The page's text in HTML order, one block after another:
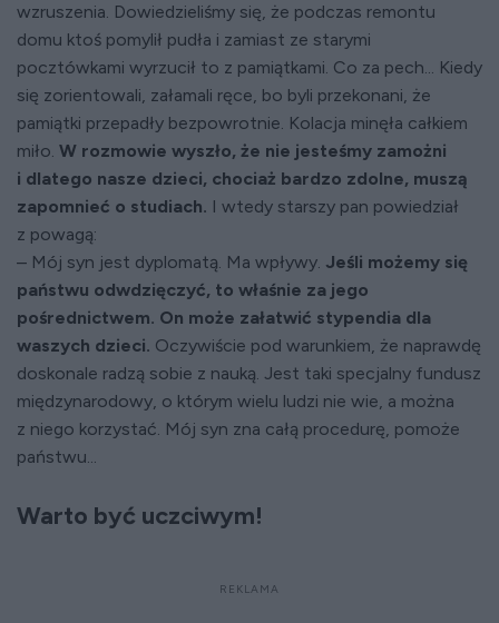
wzruszenia. Dowiedzieliśmy się, że podczas remontu
domu ktoś pomylił pudła i zamiast ze starymi
pocztówkami wyrzucił to z pamiątkami. Co za pech... Kiedy
się zorientowali, załamali ręce, bo byli przekonani, że
pamiątki przepadły bezpowrotnie. Kolacja minęła całkiem
miło. W rozmowie wyszło, że nie jesteśmy zamożni
i dlatego nasze dzieci, chociaż bardzo zdolne, muszą
zapomnieć o studiach. I wtedy starszy pan powiedział
z powagą:
– Mój syn jest dyplomatą. Ma wpływy. Jeśli możemy się
państwu odwdzięczyć, to właśnie za jego
pośrednictwem. On może załatwić stypendia dla
waszych dzieci. Oczywiście pod warunkiem, że naprawdę
doskonale radzą sobie z nauką. Jest taki specjalny fundusz
międzynarodowy, o którym wielu ludzi nie wie, a można
z niego korzystać. Mój syn zna całą procedurę, pomoże
państwu...
Warto być uczciwym!